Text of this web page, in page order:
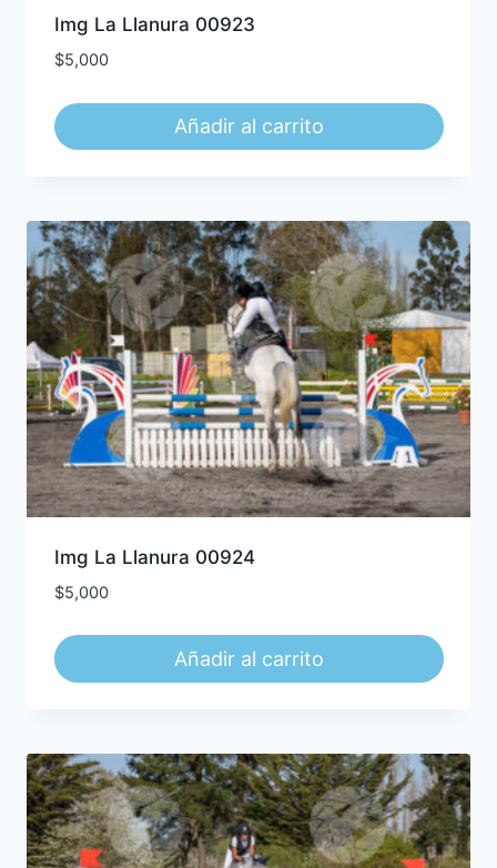
Img La Llanura 00923
$5,000
Añadir al carrito
Img La Llanura 00924
$5,000
Añadir al carrito